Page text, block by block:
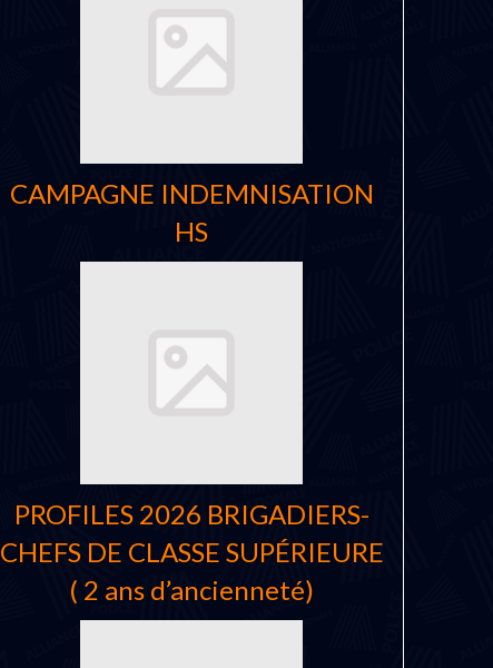
CAMPAGNE INDEMNISATION
HS
PROFILES 2026 BRIGADIERS-
CHEFS DE CLASSE SUPÉRIEURE
( 2 ans d’ancienneté)